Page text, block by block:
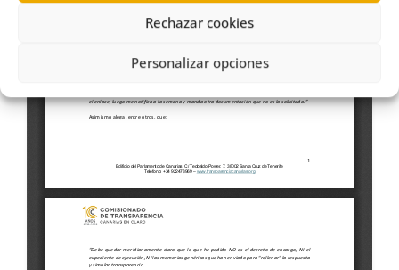
Rechazar cookies
Personalizar opciones